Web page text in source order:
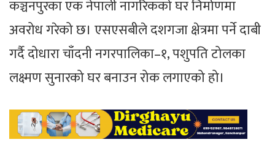
कञ्चनपुरका एक नेपाली नागरिकको घर निर्माणमा
अवरोध गरेको छ। एसएसबीले दशगजा क्षेत्रमा पर्ने दाबी
गर्दै दोधारा चाँदनी नगरपालिका–१, पशुपति टोलका
लक्ष्मण सुनारको घर बनाउन रोक लगाएको हो।